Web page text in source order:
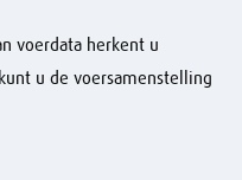
voerdata herkent u
u de voersamenstelling